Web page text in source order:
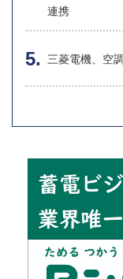
連携
三菱電機、空